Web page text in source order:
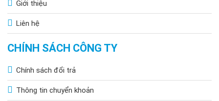
Giới thiệu
Liên hệ
CHÍNH SÁCH CÔNG TY
Chính sách đổi trả
Thông tin chuyển khoản